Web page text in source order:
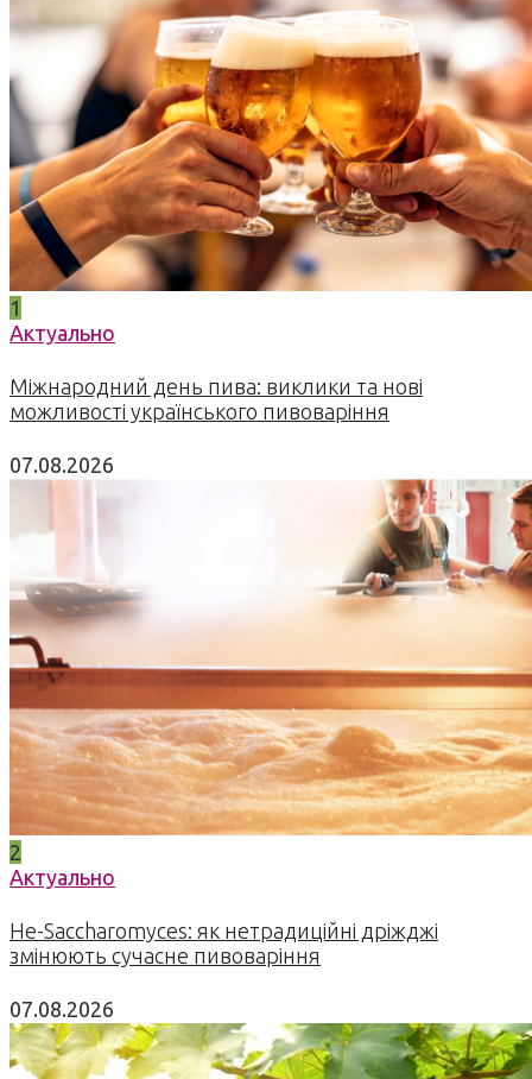
1
Актуально
Міжнародний день пива: виклики та нові
можливості українського пивоваріння
07.08.2026
2
Актуально
Не-Saccharomyces: як нетрадиційні дріжджі
змінюють сучасне пивоваріння
07.08.2026